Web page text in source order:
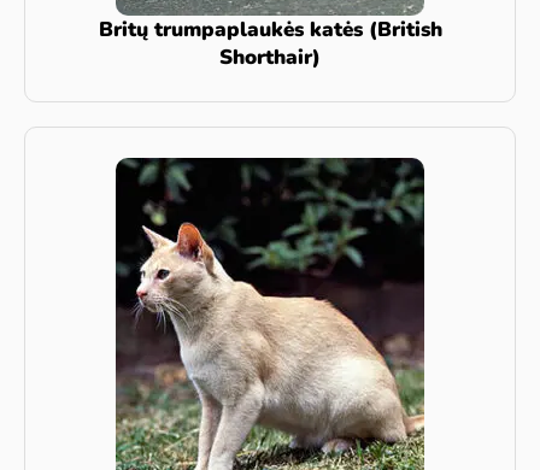
Britų trumpaplaukės katės (British
Shorthair)